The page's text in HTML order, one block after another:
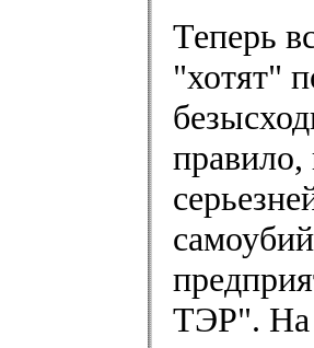
Теперь
"хотят"
правило,
ТЭР". На